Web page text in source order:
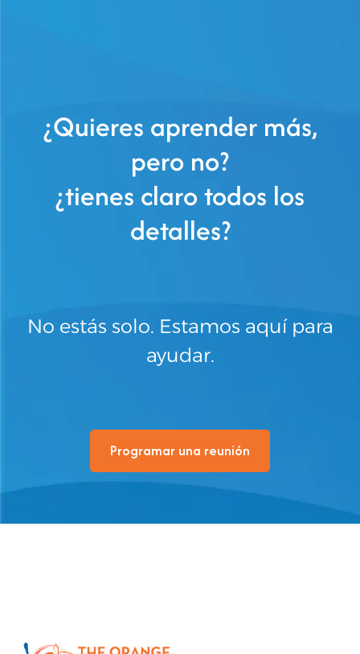
¿Quieres aprender más,
pero no?
¿tienes claro todos los
detalles?
No estás solo. Estamos aquí para
ayudar.
Programar una reunión